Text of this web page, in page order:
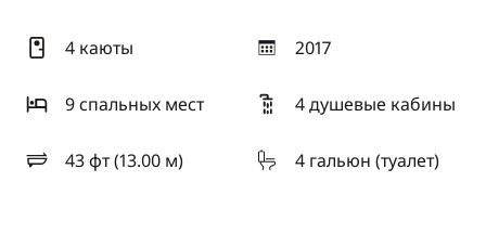
4 каюты 2017
год
9 спальныx мест
4 душевые кабины
43 фт (13.00 м)
длина 4 гальюн (туалет)